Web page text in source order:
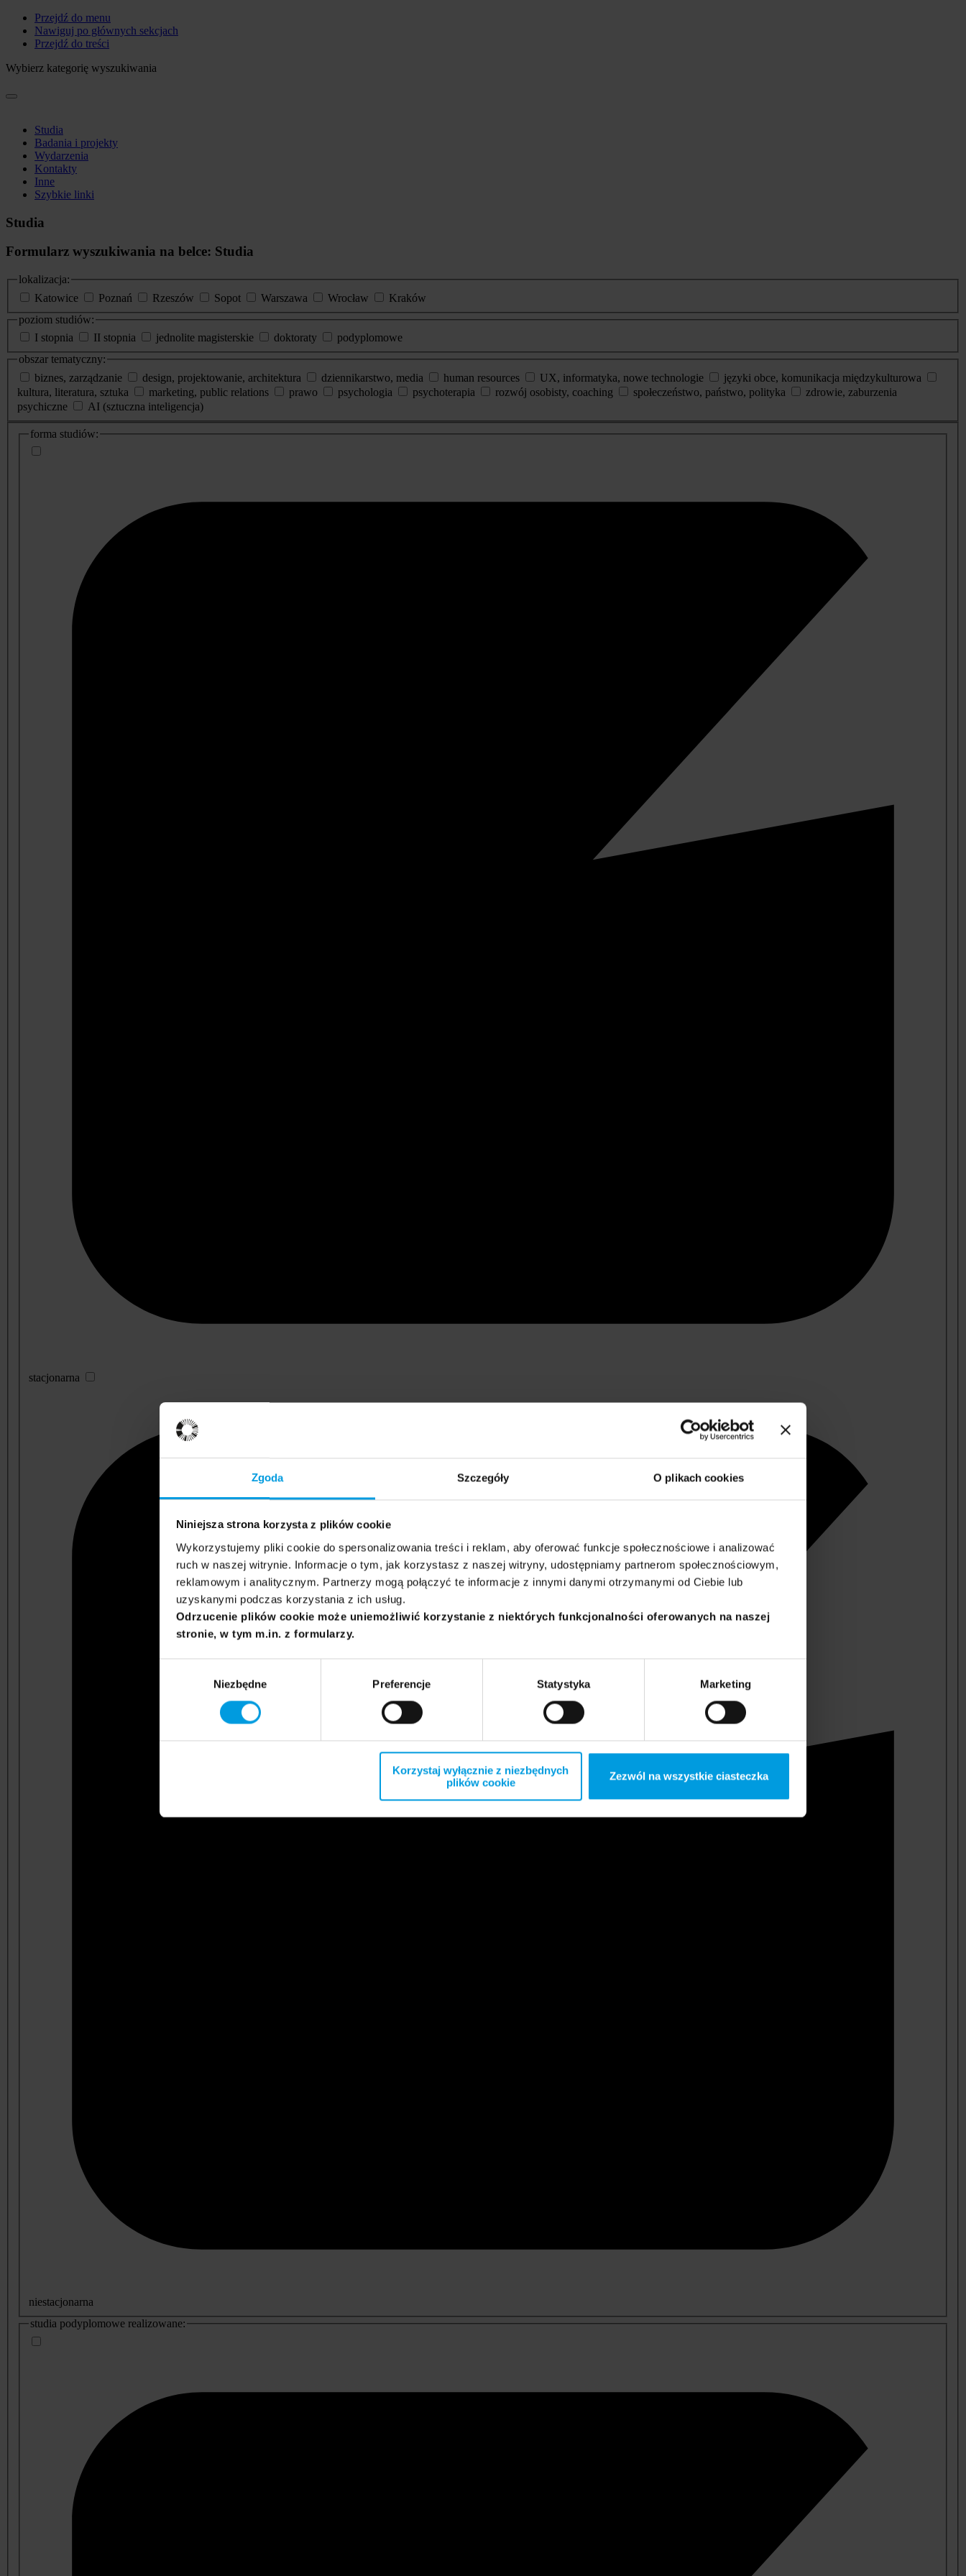
Zgoda Szczegóły O plikach cookies
Niniejsza strona korzysta z plików cookie
Wykorzystujemy pliki cookie do spersonalizowania treści i reklam, aby oferować funkcje społecznościowe i analizować
ruch w naszej witrynie. Informacje o tym, jak korzystasz z naszej witryny, udostępniamy partnerom społecznościowym,
reklamowym i analitycznym. Partnerzy mogą połączyć te informacje z innymi danymi otrzymanymi od Ciebie lub
uzyskanymi podczas korzystania z ich usług.
Odrzucenie plików cookie może uniemożliwić korzystanie z niektórych funkcjonalności oferowanych na naszej
stronie, w tym m.in. z formularzy.
Niezbędne Preferencje Statystyka Marketing
Korzystaj wyłącznie z niezbędnych
plików cookie
Zezwól na wszystkie ciasteczka
Przejdź do menu
Nawiguj po głównych sekcjach
Przejdź do treści
Wybierz kategorię wyszukiwania
Studia
Badania i projekty
Wydarzenia
Kontakty
Inne
Szybkie linki
Studia
Formularz wyszukiwania na belce: Studia
lokalizacja:
Katowice
Poznań Rzeszów Sopot Warszawa Wrocław
Kraków
poziom studiów:
I stopnia
II stopnia jednolite magisterskie doktoraty
podyplomowe
obszar tematyczny:
biznes, zarządzanie
design, projektowanie, architektura dziennikarstwo, media human resources UX, informatyka, nowe technologie
języki obce, komunikacja międzykulturowa
kultura, literatura, sztuka
marketing, public relations prawo psychologia psychoterapia rozwój osobisty, coaching społeczeństwo, państwo, polityka
zdrowie, zaburzenia
psychiczne
AI (sztuczna inteligencja)
dodatkowe
informacje
forma studiów:
stacjonarna
niestacjonarna
studia podyplomowe realizowane: